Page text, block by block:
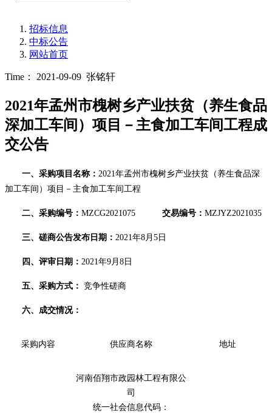
招标信息
中标公告
网站首页
Time： 2021-09-09 张铭轩
2021年孟州市槐树乡产业扶贫（养生食品
深加工车间）项目－主食加工车间工程成
交公告
一、 采购项目名称： 2021年孟州市槐树乡产业扶贫（养生食品深
加工车间）项目－主食加工车间工程
二、 采购编号： MZCG2021075 交易编号： MZJYZ2021035
三、 磋商公告发布日期： 2021年8月 5 日
四、 评审日期： 2021年9月 8日
五、 采购方式 ： 竞争性磋商
六、 成交情况：
采购内容 供应商名称 地址
河南佰翔市政园林工程有限公
司
统一社会信息代码：